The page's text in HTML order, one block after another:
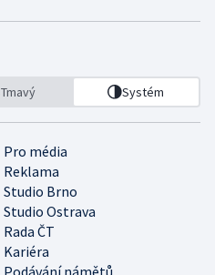
Tmavý Systém
Pro média
Reklama
Studio Brno
Studio Ostrava
Rada ČT
Kariéra
Podávání námětů